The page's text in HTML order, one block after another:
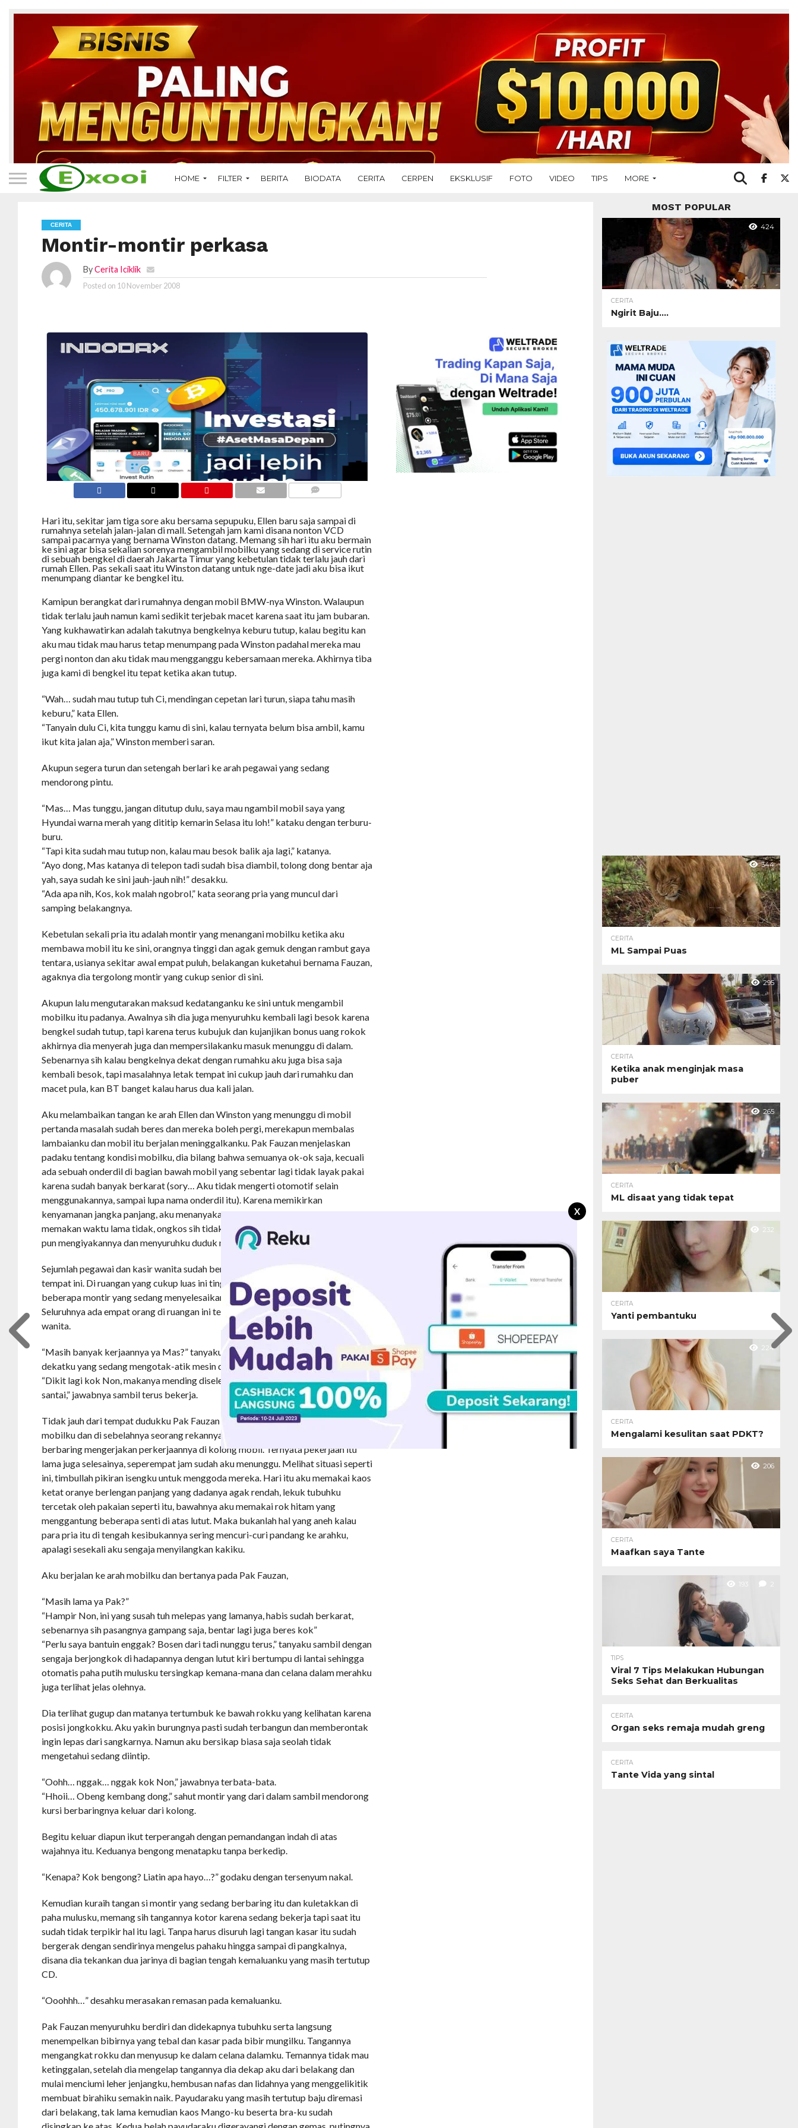
X
HOME FILTER BERITA BIODATA CERITA CERPEN EKSKLUSIF FOTO VIDEO TIPS MORE
CERITA
Montir-montir perkasa
By Cerita Iciklik
Posted on 10 November 2008
Hari itu, sekitar jam tiga sore aku bersama sepupuku, Ellen baru saja sampai di
rumahnya setelah jalan-jalan di mall. Setengah jam kami disana nonton VCD
sampai pacarnya yang bernama Winston datang. Memang sih hari itu aku bermain
ke sini agar bisa sekalian sorenya mengambil mobilku yang sedang di service rutin
di sebuah bengkel di daerah Jakarta Timur yang kebetulan tidak terlalu jauh dari
rumah Ellen. Pas sekali saat itu Winston datang untuk nge-date jadi aku bisa ikut
menumpang diantar ke bengkel itu.
Kamipun berangkat dari rumahnya dengan mobil BMW-nya Winston. Walaupun
tidak terlalu jauh namun kami sedikit terjebak macet karena saat itu jam bubaran.
Yang kukhawatirkan adalah takutnya bengkelnya keburu tutup, kalau begitu kan
aku mau tidak mau harus tetap menumpang pada Winston padahal mereka mau
pergi nonton dan aku tidak mau mengganggu kebersamaan mereka. Akhirnya tiba
juga kami di bengkel itu tepat ketika akan tutup.
“Wah… sudah mau tutup tuh Ci, mendingan cepetan lari turun, siapa tahu masih
keburu,” kata Ellen.
“Tanyain dulu Ci, kita tunggu kamu di sini, kalau ternyata belum bisa ambil, kamu
ikut kita jalan aja,” Winston memberi saran.
Akupun segera turun dan setengah berlari ke arah pegawai yang sedang
mendorong pintu.
“Mas… Mas tunggu, jangan ditutup dulu, saya mau ngambil mobil saya yang
Hyundai warna merah yang dititip kemarin Selasa itu loh!” kataku dengan terburu-
buru.
“Tapi kita sudah mau tutup non, kalau mau besok balik aja lagi,” katanya.
“Ayo dong, Mas katanya di telepon tadi sudah bisa diambil, tolong dong bentar aja
yah, saya sudah ke sini jauh-jauh nih!” desakku.
“Ada apa nih, Kos, kok malah ngobrol,” kata seorang pria yang muncul dari
samping belakangnya.
Kebetulan sekali pria itu adalah montir yang menangani mobilku ketika aku
membawa mobil itu ke sini, orangnya tinggi dan agak gemuk dengan rambut gaya
tentara, usianya sekitar awal empat puluh, belakangan kuketahui bernama Fauzan,
agaknya dia tergolong montir yang cukup senior di sini.
Akupun lalu mengutarakan maksud kedatanganku ke sini untuk mengambil
mobilku itu padanya. Awalnya sih dia juga menyuruhku kembali lagi besok karena
bengkel sudah tutup, tapi karena terus kubujuk dan kujanjikan bonus uang rokok
akhirnya dia menyerah juga dan mempersilakanku masuk menunggu di dalam.
Sebenarnya sih kalau bengkelnya dekat dengan rumahku aku juga bisa saja
kembali besok, tapi masalahnya letak tempat ini cukup jauh dari rumahku dan
macet pula, kan BT banget kalau harus dua kali jalan.
Aku melambaikan tangan ke arah Ellen dan Winston yang menunggu di mobil
pertanda masalah sudah beres dan mereka boleh pergi, merekapun membalas
lambaianku dan mobil itu berjalan meninggalkanku. Pak Fauzan menjelaskan
padaku tentang kondisi mobilku, dia bilang bahwa semuanya ok-ok saja, kecuali
ada sebuah onderdil di bagian bawah mobil yang sebentar lagi tidak layak pakai
karena sudah banyak berkarat (sory… Aku tidak mengerti otomotif selain
menggunakannya, sampai lupa nama onderdil itu). Karena memikirkan
kenyamanan jangka panjang, aku menanyakan kalau bagian itu diganti sekarang
memakan waktu lama tidak, ongkos sih tidak masalah. Setelah berpikir sesaat dia
pun mengiyakannya dan menyuruhku duduk menunggu.
Sejumlah pegawai dan kasir wanita sudah berjalan ke pintu keluar meninggalkan
tempat ini. Di ruangan yang cukup luas ini tinggallah aku dengan Pak Fauzan serta
beberapa montir yang sedang menyelesaikan pekerjaan yang tanggung.
Seluruhnya ada empat orang di ruangan ini termasuk aku yang satu-satunya
wanita.
“Masih banyak kerjaannya ya Mas?” tanyaku iseng-iseng pada montir brewok di
dekatku yang sedang mengotak-atik mesin depan sebuah Kijang.
“Dikit lagi kok Non, makanya mending diselesaikan sekarang biar besoknya lebih
santai,” jawabnya sambil terus bekerja.
Tidak jauh dari tempat dudukku Pak Fauzan sedang berjongkok di sebelah
mobilku dan di sebelahnya seorang rekannya yang cuma kelihatan kakinya sedang
berbaring mengerjakan perkerjaannya di kolong mobil. Ternyata pekerjaan itu
lama juga selesainya, seperempat jam sudah aku menunggu. Melihat situasi seperti
ini, timbullah pikiran isengku untuk menggoda mereka. Hari itu aku memakai kaos
ketat oranye berlengan panjang yang dadanya agak rendah, lekuk tubuhku
tercetak oleh pakaian seperti itu, bawahnya aku memakai rok hitam yang
menggantung beberapa senti di atas lutut. Maka bukanlah hal yang aneh kalau
para pria itu di tengah kesibukannya sering mencuri-curi pandang ke arahku,
apalagi sesekali aku sengaja menyilangkan kakiku.
Aku berjalan ke arah mobilku dan bertanya pada Pak Fauzan,
“Masih lama ya Pak?”
“Hampir Non, ini yang susah tuh melepas yang lamanya, habis sudah berkarat,
sebenarnya sih pasangnya gampang saja, bentar lagi juga beres kok”
“Perlu saya bantuin enggak? Bosen dari tadi nunggu terus,” tanyaku sambil dengan
sengaja berjongkok di hadapannya dengan lutut kiri bertumpu di lantai sehingga
otomatis paha putih mulusku tersingkap kemana-mana dan celana dalam merahku
juga terlihat jelas olehnya.
Dia terlihat gugup dan matanya tertumbuk ke bawah rokku yang kelihatan karena
posisi jongkokku. Aku yakin burungnya pasti sudah terbangun dan memberontak
ingin lepas dari sangkarnya. Namun aku bersikap biasa saja seolah tidak
mengetahui sedang diintip.
“Oohh… nggak… nggak kok Non,” jawabnya terbata-bata.
“Hhoii… Obeng kembang dong,” sahut montir yang dari dalam sambil mendorong
kursi berbaringnya keluar dari kolong.
Begitu keluar diapun ikut terperangah dengan pemandangan indah di atas
wajahnya itu. Keduanya bengong menatapku tanpa berkedip.
“Kenapa? Kok bengong? Liatin apa hayo…?” godaku dengan tersenyum nakal.
Kemudian kuraih tangan si montir yang sedang berbaring itu dan kuletakkan di
paha mulusku, memang sih tangannya kotor karena sedang bekerja tapi saat itu
sudah tidak terpikir hal itu lagi. Tanpa harus disuruh lagi tangan kasar itu sudah
bergerak dengan sendirinya mengelus pahaku hingga sampai di pangkalnya,
disana dia tekankan dua jarinya di bagian tengah kemaluanku yang masih tertutup
CD.
“Ooohhh…” desahku merasakan remasan pada kemaluanku.
Pak Fauzan menyuruhku berdiri dan didekapnya tubuhku serta langsung
menempelkan bibirnya yang tebal dan kasar pada bibir mungilku. Tangannya
mengangkat rokku dan menyusup ke dalam celana dalamku. Temannya tidak mau
ketinggalan, setelah dia mengelap tangannya dia dekap aku dari belakang dan
mulai menciumi leher jenjangku, hembusan nafas dan lidahnya yang menggelikitik
membuat birahiku semakin naik. Payudaraku yang masih tertutup baju diremasi
dari belakang, tak lama kemudian kaos Mango-ku beserta bra-ku sudah
MOST POPULAR
424
CERITA
Ngirit Baju….
344
CERITA
ML Sampai Puas
295
CERITA
Ketika anak menginjak masa
puber
265
CERITA
ML disaat yang tidak tepat
232
CERITA
Yanti pembantuku
224
CERITA
Mengalami kesulitan saat PDKT?
206
CERITA
Maafkan saya Tante
193 2
TIPS
Viral 7 Tips Melakukan Hubungan
Seks Sehat dan Berkualitas
CERITA
Organ seks remaja mudah greng
CERITA
Tante Vida yang sintal